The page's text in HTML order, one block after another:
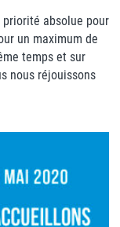
absolue pour
un maximum de
temps et sur
nous réjouissons